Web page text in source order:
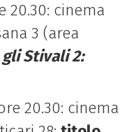
20.30: cinema
3 (area
Stivali 2:
20.30: cinema